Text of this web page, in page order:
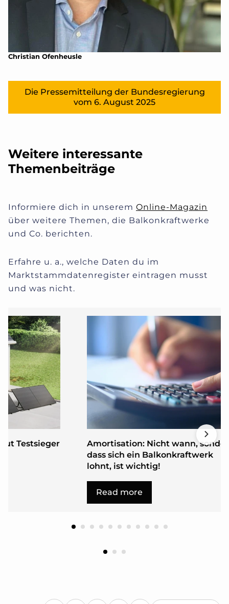
Christian Ofenheusle
Die Pressemitteilung der Bundesregierung
vom 6. August 2025
Weitere interessante
Themenbeiträge
Informiere dich in unserem Online-Magazin
über weitere Themen, die Balkonkraftwerke
und Co. berichten.
Erfahre u. a., welche Daten du im
Marktstammdatenregister eintragen musst
und was nicht.
Testsieger
Amortisation: Nicht wann,
dass sich ein Balkonkraftwerk
lohnt, ist wichtig!
Read more